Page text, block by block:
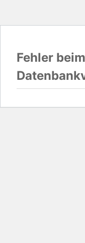
Fehler